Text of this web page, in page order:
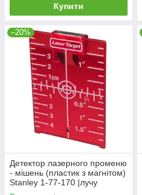
Купити
–20%
Детектор лазерного променю
- мішень (пластик з магнітом)
Stanley 1-77-170 |лучу
мишень